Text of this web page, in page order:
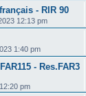
- RIR 90
12:13 pm
1:40 pm
- Res.FAR3
pm